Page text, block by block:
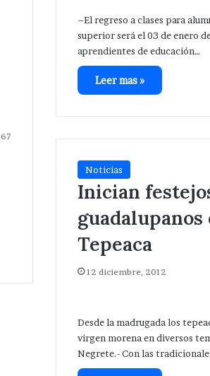
–El regreso a clases para
superior será el 03 de enero
aprendientes de educación…
Leer mas »
67
Noticias
Inician
guadalupanos
Tepeaca
12 diciembre, 2012
Desde la madrugada los
virgen morena en diversos
Negrete.- Con las